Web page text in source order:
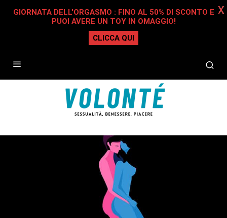
GIORNATA DELL'ORGASMO : FINO AL 50% DI SCONTO E
PUOI AVERE UN TOY IN OMAGGIO!
CLICCA QUI
X